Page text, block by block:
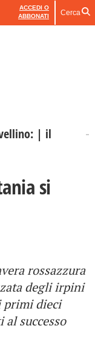
ACCEDI O
ABBONATI
Cerca
| il
si
rossazzura
degli irpini
primi dieci
successo